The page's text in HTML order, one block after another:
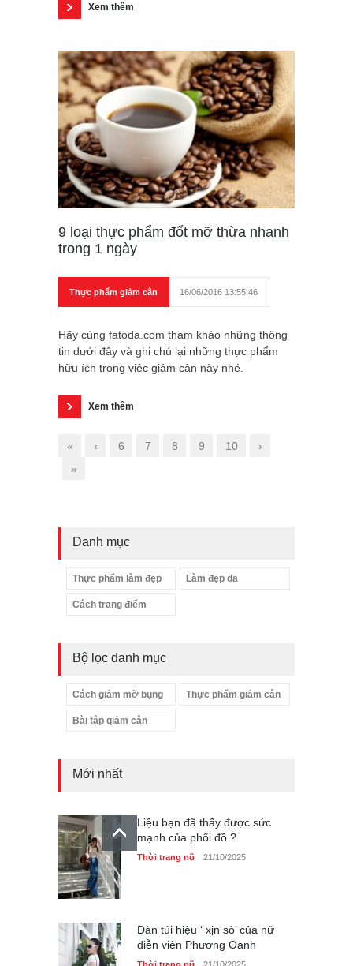
Xem thêm
9 loại thực phẩm đốt mỡ thừa nhanh
trong 1 ngày
Thực phẩm giảm cân 16/06/2016 13:55:46
Hãy cùng fatoda.com tham khảo những thông
tin dưới đây và ghi chú lại những thực phẩm
hữu ích trong việc giảm cân này nhé.
Xem thêm
« ‹ 6 7 8 9 10
›
»
Danh mục
Thực phẩm làm đẹp Làm đẹp da
Cách trang điểm
Bộ lọc danh mục
Cách giảm mỡ bụng Thực phẩm giảm cân
Bài tập giảm cân
Mới nhất
Liệu bạn đã thấy được sức
mạnh của phối đồ ?
Thời trang nữ 21/10/2025
Dàn túi hiệu ‘ xịn sò’ của nữ
diễn viên Phương Oanh
Thời trang nữ 21/10/2025